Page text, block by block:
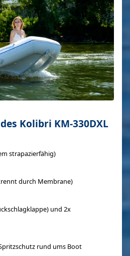
Kolibri KM-330DXL
strapazierfähig)
durch Membrane)
und 2x
rund ums Boot